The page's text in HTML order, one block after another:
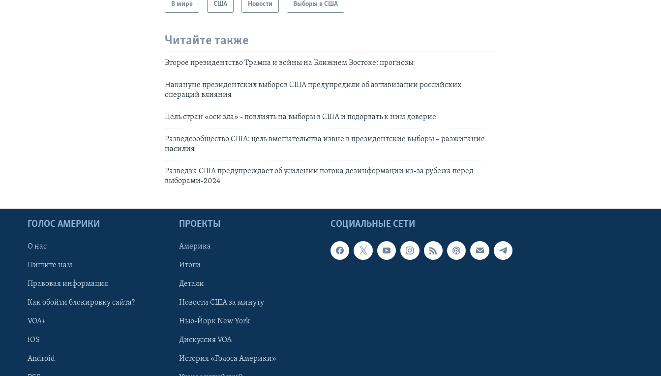
В мире США Новости Выборы в США
Читайте также
Второе президентство Трампа и войны на Ближнем Востоке: прогнозы
Накануне президентских выборов США предупредили об активизации российских
операций влияния
Цель стран «оси зла» - повлиять на выборы в США и подорвать к ним доверие
Разведсообщество США: цель вмешательства извне в президентские выборы – разжигание
насилия
Разведка США предупреждает об усилении потока дезинформации из-за рубежа перед
выборами-2024
СОЦИАЛЬНЫЕ СЕТИ
ГОЛОС АМЕРИКИ
О нас
Пишите нам
Правовая информация
Как обойти блокировку сайта?
VOA+
iOS
Android
ПРОЕКТЫ
Америка
Итоги
Детали
Новости США за минуту
Нью-Йорк New York
Дискуссия VOA
История «Голоса Америки»